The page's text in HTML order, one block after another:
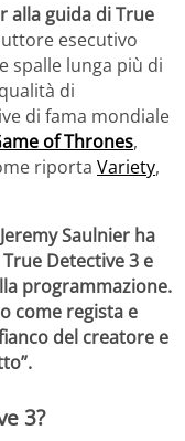
alla guida di True
esecutivo
spalle lunga più di
di
di fama mondiale
of Thrones,
riporta Variety,
Saulnier ha
Detective 3 e
programmazione.
come regista e
del creatore e
3?